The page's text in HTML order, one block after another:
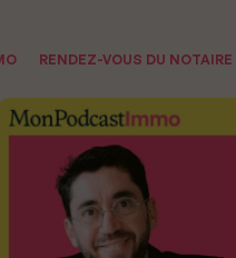
RENDEZ-VOUS DU NOTAIRE